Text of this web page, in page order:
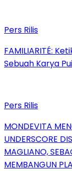
Pers Rilis
FAMILIARITÉ:
Sebuah Karya
Pers Rilis
MONDEVITA
UNDERSCORE
MAGLIANO,
MEMBANGUN